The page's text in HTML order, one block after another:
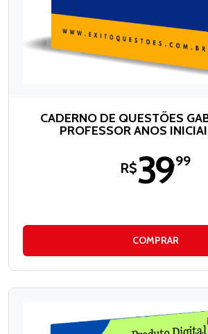
CADERNO DE QUESTÕES
PROFESSOR ANOS
R$39,99
COMPRAR